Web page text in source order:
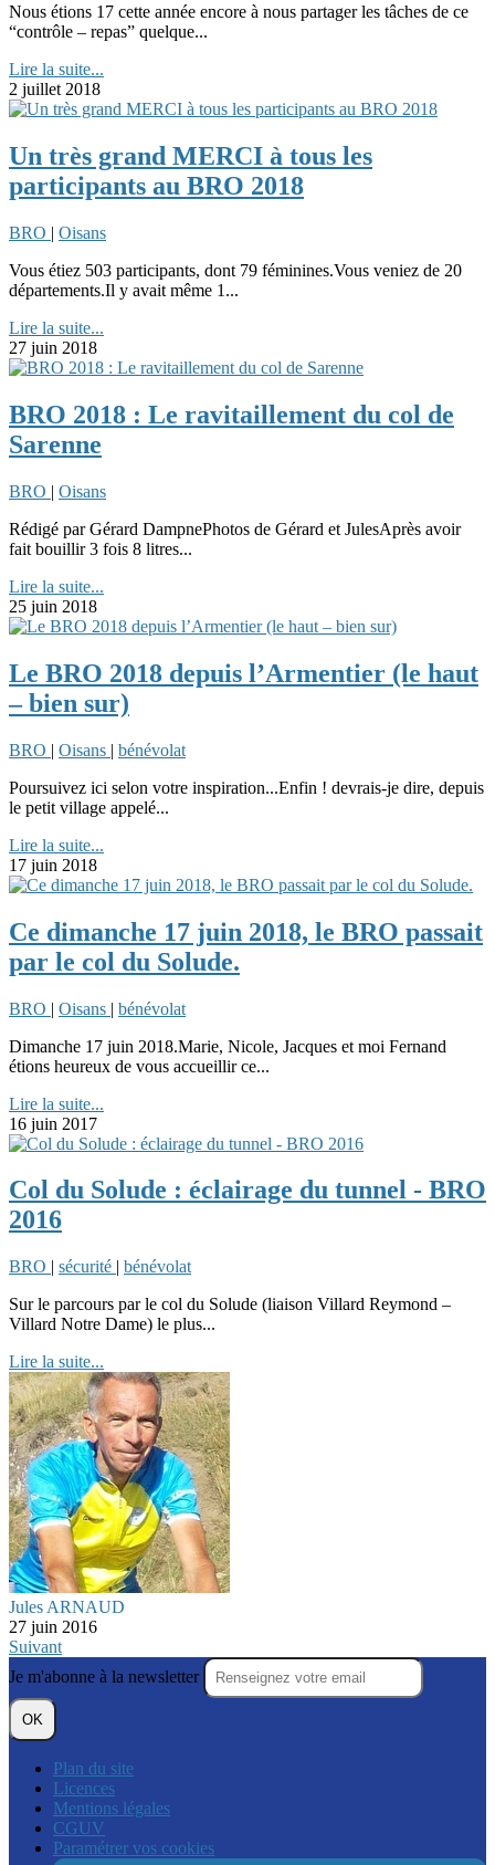
Nous étions 17 cette année encore à nous partager les tâches de ce
“contrôle – repas” quelque...
Lire la suite...
2 juillet 2018
Un très grand MERCI à tous les
participants au BRO 2018
BRO | Oisans
Vous étiez 503 participants, dont 79 féminines.Vous veniez de 20
départements.Il y avait même 1...
Lire la suite...
27 juin 2018
BRO 2018 : Le ravitaillement du col de
Sarenne
BRO | Oisans
Rédigé par Gérard DampnePhotos de Gérard et JulesAprès avoir
fait bouillir 3 fois 8 litres...
Lire la suite...
25 juin 2018
Le BRO 2018 depuis l’Armentier (le haut
– bien sur)
BRO | Oisans | bénévolat
Poursuivez ici selon votre inspiration...Enfin ! devrais-je dire, depuis
le petit village appelé...
Lire la suite...
17 juin 2018
Ce dimanche 17 juin 2018, le BRO passait
par le col du Solude.
BRO | Oisans | bénévolat
Dimanche 17 juin 2018.Marie, Nicole, Jacques et moi Fernand
étions heureux de vous accueillir ce...
Lire la suite...
16 juin 2017
Col du Solude : éclairage du tunnel - BRO
2016
BRO | sécurité | bénévolat
Sur le parcours par le col du Solude (liaison Villard Reymond –
Villard Notre Dame) le plus...
Lire la suite...
Jules ARNAUD
27 juin 2016
Suivant
Je m'abonne à la newsletter
OK
Plan du site
Licences
Mentions légales
CGUV
Paramétrer vos cookies